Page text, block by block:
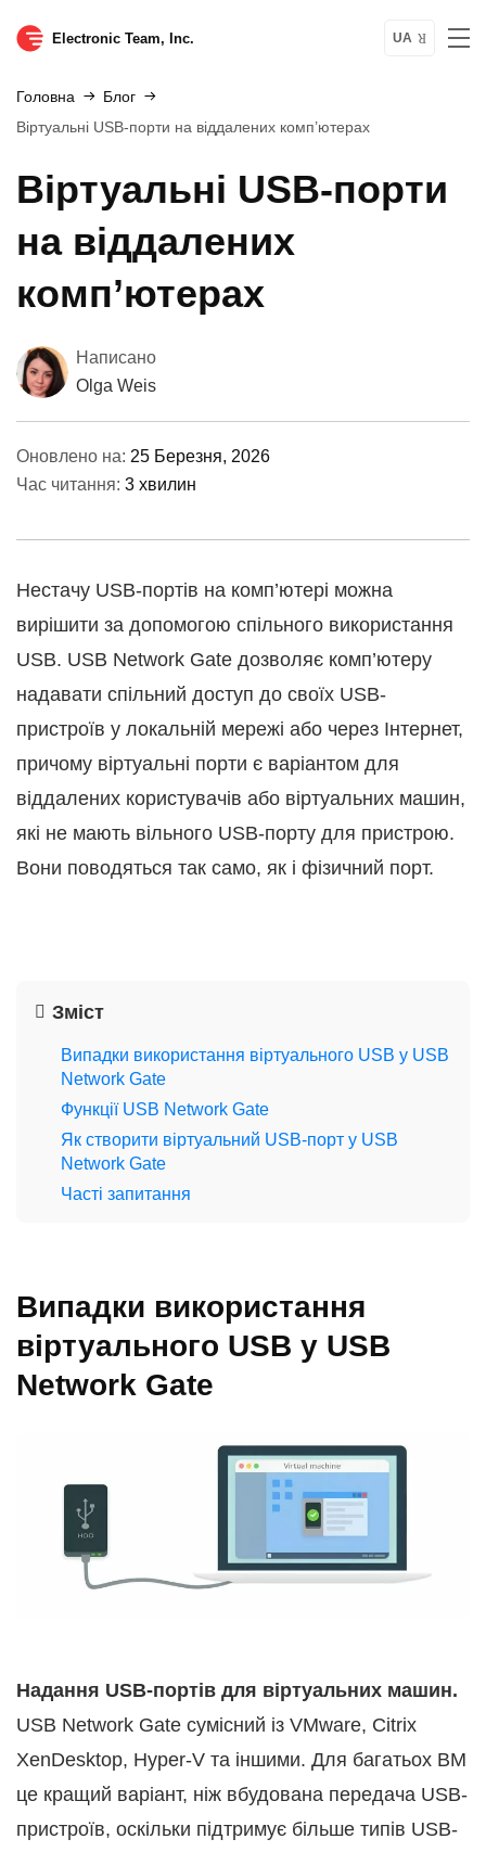
Electronic Team, Inc. UA
Головна
Блог
Віртуальні USB-порти на віддалених комп’ютерах
Віртуальні USB-порти
на віддалених
комп’ютерах
Написано
Olga Weis
Оновлено на: 25 Березня, 2026
Час читання: 3 хвилин
Нестачу USB-портів на комп’ютері можна
вирішити за допомогою спільного використання
USB. USB Network Gate дозволяє комп’ютеру
надавати спільний доступ до своїх USB-
пристроїв у локальній мережі або через Інтернет,
причому віртуальні порти є варіантом для
віддалених користувачів або віртуальних машин,
які не мають вільного USB-порту для пристрою.
Вони поводяться так само, як і фізичний порт.
Зміст
Випадки використання віртуального USB у USB
Network Gate
Функції USB Network Gate
Як створити віртуальний USB-порт у USB
Network Gate
Часті запитання
Випадки використання
віртуального USB у USB
Network Gate
Надання USB-портів для віртуальних машин.
USB Network Gate сумісний із VMware, Citrix
XenDesktop, Hyper-V та іншими. Для багатьох ВМ
це кращий варіант, ніж вбудована передача USB-
пристроїв, оскільки підтримує більше типів USB-